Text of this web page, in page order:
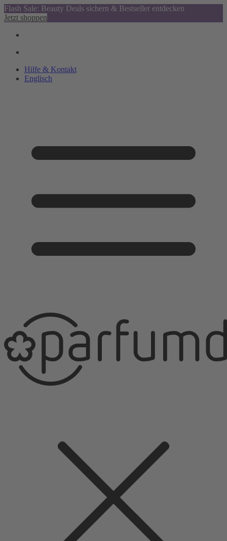
Flash Sale: Beauty Deals sichern & Bestseller entdecken
Jetzt shoppen
Hilfe & Kontakt
Englisch